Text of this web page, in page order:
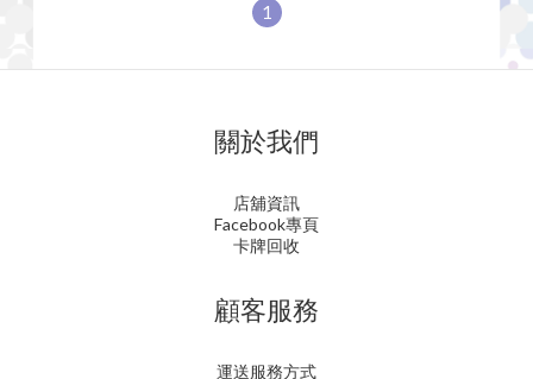
1
關於我們
店舖資訊
Facebook專頁
卡牌回收
顧客服務
運送服務方式